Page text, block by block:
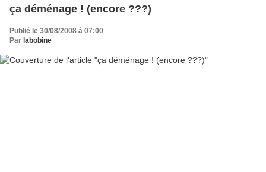
ça déménage ! (encore ???)
Publié le 30/08/2008 à 07:00
Par labobine